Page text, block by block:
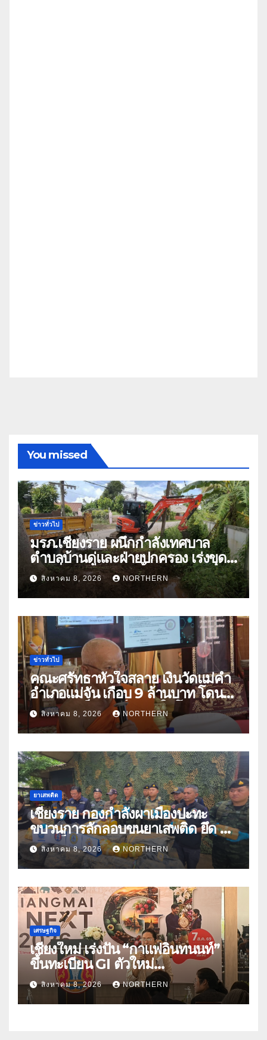
You missed
ข่าวทั่วไป
มรภ.เชียงราย ผนึกกำลังเทศบาล
ตำบลบ้านดู่และฝ่ายปกครอง เร่งขุด
ลอกสิ่งกีดขวางทางน้ำ ป้องกันและลด
ปัญหาน้ำท่วม
สิงหาคม 8, 2026 NORTHERN
ข่าวทั่วไป
คณะศรัทธาหัวใจสลาย เงินวัดแม่คำ
อำเภอแม่จัน เกือบ 9 ล้านบาท โดน
แก๊งคอลเซ็นเตอร์หลอกให้โอนข้าม
ปีกว่า 66 บัญชี
สิงหาคม 8, 2026 NORTHERN
ยาเสพติด
เชียงราย กองกำลังผาเมืองปะทะ
ขบวนการลักลอบขนยาเสพติด ยึด 2
ล้านเม็ด
สิงหาคม 8, 2026 NORTHERN
เศรษฐกิจ
เชียงใหม่ เร่งปั้น “กาแฟอินทนนท์”
ขึ้นทะเบียน GI ตัวใหม่
“CHIANGMAI GI NEXT 2026”
ติดอาวุธผู้ประกอบการ 100 ราย ดัน
สินค้าอัตลักษณ์สู่ตลาดพรีเมียม
สิงหาคม 8, 2026 NORTHERN